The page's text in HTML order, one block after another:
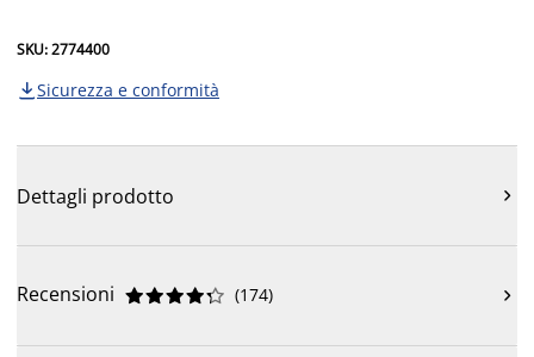
SKU: 2774400
 Sicurezza e conformità
Dettagli prodotto 
Recensioni 




 (174) 